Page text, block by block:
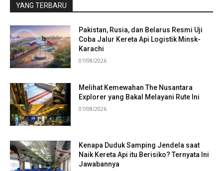
YANG TERBARU
Pakistan, Rusia, dan Belarus Resmi Uji
Coba Jalur Kereta Api Logistik Minsk-
Karachi
07/08/2026
Melihat Kemewahan The Nusantara
Explorer yang Bakal Melayani Rute Ini
07/08/2026
Kenapa Duduk Samping Jendela saat
Naik Kereta Api itu Berisiko? Ternyata Ini
Jawabannya